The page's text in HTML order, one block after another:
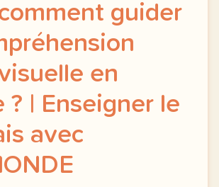
guider
en
? | Enseigner le
avec